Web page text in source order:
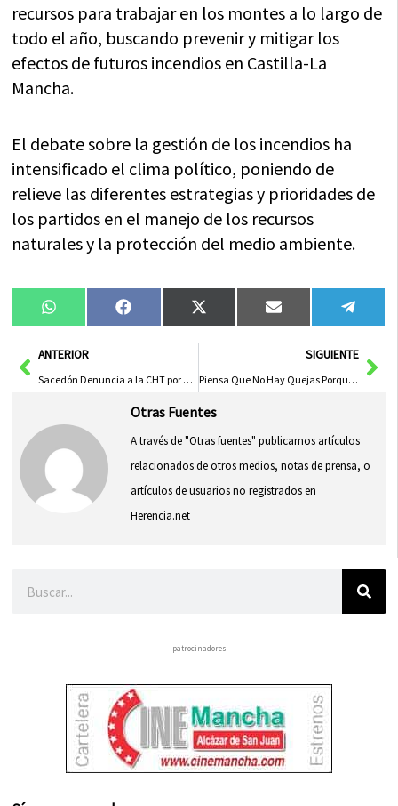
recursos para trabajar en los montes a lo largo de
todo el año, buscando prevenir y mitigar los
efectos de futuros incendios en Castilla-La
Mancha.
El debate sobre la gestión de los incendios ha
intensificado el clima político, poniendo de
relieve las diferentes estrategias y prioridades de
los partidos en el manejo de los recursos
naturales y la protección del medio ambiente.
Compartir
en
WhatsAppCompartir
en
FacebookCompartir
en
X
(Twitter)
Compartir
en
Email
en
AntANTERIOR
Sacedón Denuncia a la CHT por el Mal Estado de los Accesos al Embalse de Entrepeñas que Sufren los Navegantes
SIGUIENTE
Piensa Que No Hay Quejas Porque No Ha Pisado Terreno
Otras Fuentes
A través de "Otras fuentes" publicamos artículos
relacionados de otros medios, notas de prensa, o
artículos de usuarios no registrados en
Herencia.net
– patrocinadores –